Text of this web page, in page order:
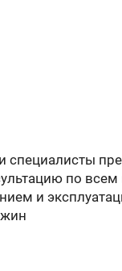
специалисты
по
и